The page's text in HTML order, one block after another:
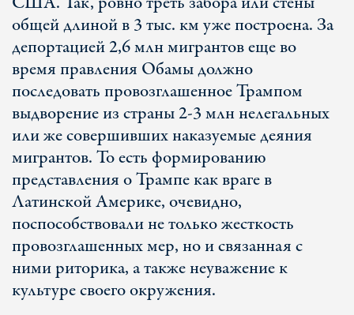
общей длиной в 3 тыс. км уже построена. За
депортацией 2,6 млн мигрантов еще во
время правления Обамы должно
последовать провозглашенное Трампом
выдворение из страны 2-3 млн нелегальных
или же совершивших наказуемые деяния
мигрантов. То есть формированию
представления о Трампе как враге в
Латинской Америке, очевидно,
поспособствовали не только жесткость
провозглашенных мер, но и связанная с
ними риторика, а также неуважение к
культуре своего окружения.